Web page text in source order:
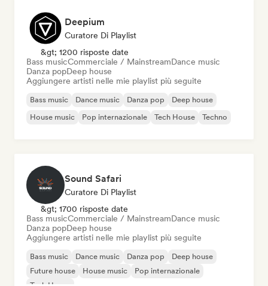
Deepium
Curatore Di Playlist
&gt; 1200 risposte date
Bass musicCommerciale / MainstreamDance music
Danza popDeep house
Aggiungere artisti nelle mie playlist più seguite
Bass music Dance music Danza pop
Deep house
House music
Pop internazionale Tech House Techno
Sound Safari
Curatore Di Playlist
&gt; 1700 risposte date
Bass musicCommerciale / MainstreamDance music
Danza popDeep house
Aggiungere artisti nelle mie playlist più seguite
Bass music Dance music Danza pop
Deep house
Future house
House music
Pop internazionale